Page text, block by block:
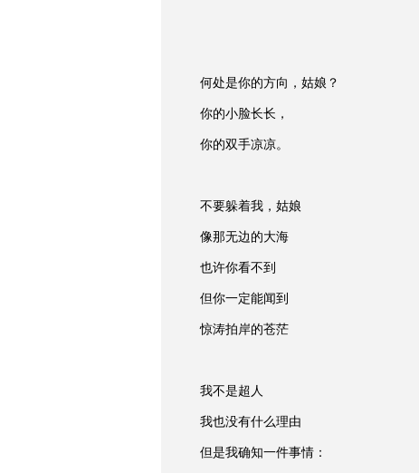
何处是你的方向，姑娘？
你的小脸长长，
你的双手凉凉。
不要躲着我，姑娘
像那无边的大海
也许你看不到
但你一定能闻到
惊涛拍岸的苍茫
我不是超人
我也没有什么理由
但是我确知一件事情：